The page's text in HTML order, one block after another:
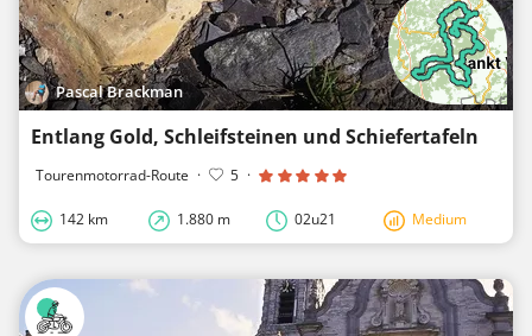
Pascal Brackman
Entlang Gold, Schleifsteinen und Schiefertafeln
Tourenmotorrad-Route · 5 ·
142 km 1.880 m 02u21 Medium